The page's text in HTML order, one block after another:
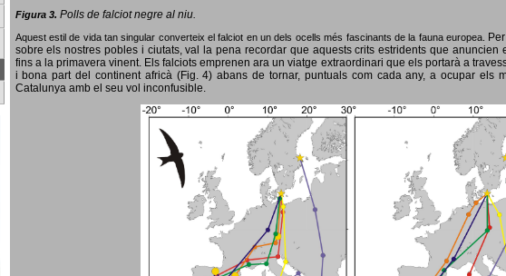
Figura 3. Polls de falciot negre al niu.
Aquest estil de vida tan singular converteix el falciot en un dels ocells més fascinants de la fauna europea.
sobre els nostres pobles i ciutats, val la pena recordar que aquests crits estridents que anuncien
fins a la primavera vinent. Els falciots emprenen ara un viatge extraordinari que els portarà a
i bona part del continent africà (Fig. 4) abans de tornar, puntuals com cada any, a ocupar els
Catalunya amb el seu vol inconfusible.